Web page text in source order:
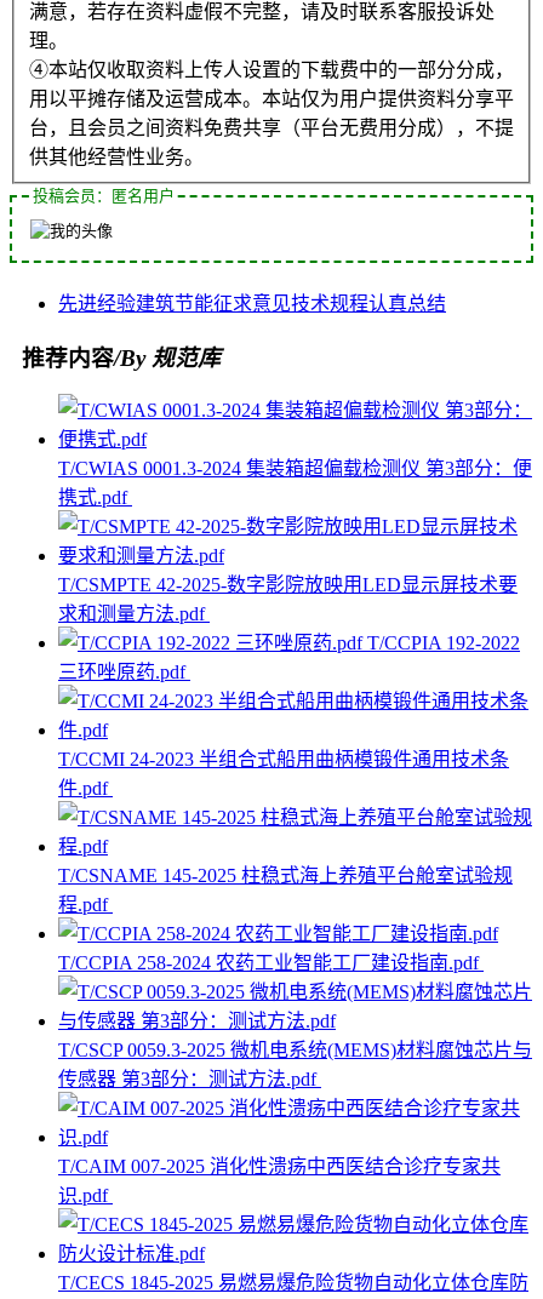
满意，若存在资料虚假不完整，请及时联系客服投诉处
理。
④本站仅收取资料上传人设置的下载费中的一部分分成，
用以平摊存储及运营成本。本站仅为用户提供资料分享平
台，且会员之间资料免费共享（平台无费用分成），不提
供其他经营性业务。
投稿会员：匿名用户
先进经验建筑节能征求意见技术规程认真总结
推荐内容/By 规范库
T/CWIAS 0001.3-2024 集装箱超偏载检测仪 第3部分：便
携式.pdf
T/CSMPTE 42-2025-数字影院放映用LED显示屏技术要
求和测量方法.pdf
T/CCPIA 192-2022
三环唑原药.pdf
T/CCMI 24-2023 半组合式船用曲柄模锻件通用技术条
件.pdf
T/CSNAME 145-2025 柱稳式海上养殖平台舱室试验规
程.pdf
T/CCPIA 258-2024 农药工业智能工厂建设指南.pdf
T/CSCP 0059.3-2025 微机电系统(MEMS)材料腐蚀芯片与
传感器 第3部分：测试方法.pdf
T/CAIM 007-2025 消化性溃疡中西医结合诊疗专家共
识.pdf
T/CECS 1845-2025 易燃易爆危险货物自动化立体仓库防